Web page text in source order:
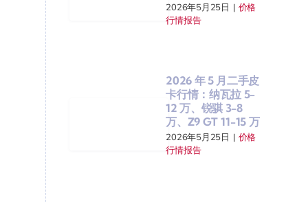
2026年5月25日 | 价格
行情报告
2026 年 5 月二手皮
卡行情：纳瓦拉 5-
12 万、锐骐 3-8
万、Z9 GT 11-15 万
2026年5月25日 | 价格
行情报告